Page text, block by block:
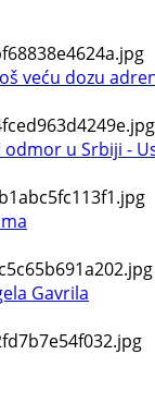
veću dozu
u Srbiji -
Gavrila